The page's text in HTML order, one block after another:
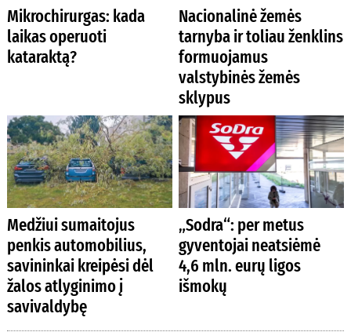
Mikrochirurgas: kada
laikas operuoti
kataraktą?
Nacionalinė žemės
tarnyba ir toliau ženklins
formuojamus
valstybinės žemės
sklypus
Medžiui sumaitojus
penkis automobilius,
savininkai kreipėsi dėl
žalos atlyginimo į
savivaldybę
„Sodra“: per metus
gyventojai neatsiėmė
4,6 mln. eurų ligos
išmokų